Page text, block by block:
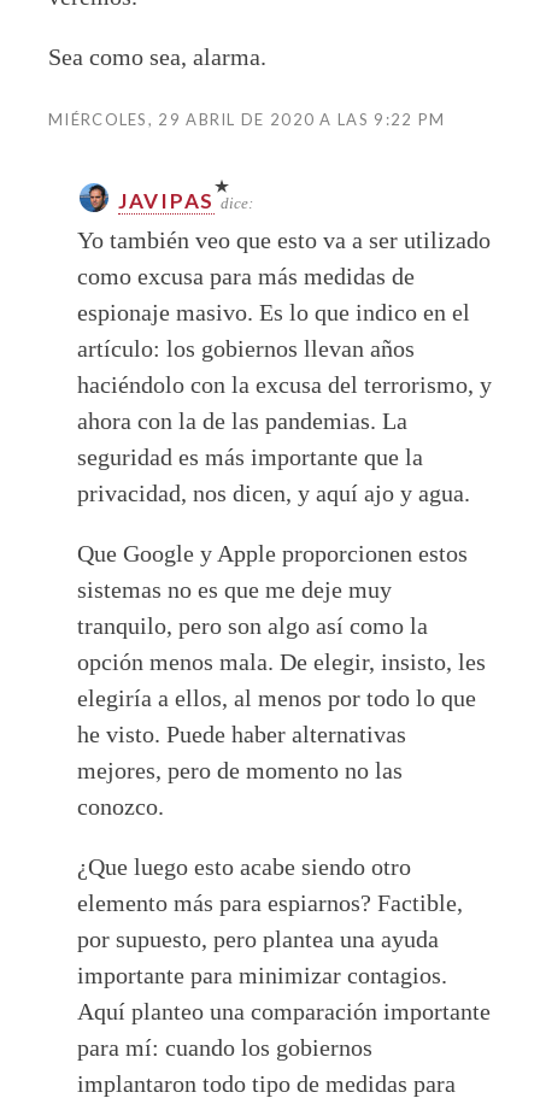
Sea como sea, alarma.
MIÉRCOLES, 29 ABRIL DE 2020 A LAS 9:22 PM
JAVIPAS dice:
Yo también veo que esto va a ser utilizado
como excusa para más medidas de
espionaje masivo. Es lo que indico en el
artículo: los gobiernos llevan años
haciéndolo con la excusa del terrorismo, y
ahora con la de las pandemias. La
seguridad es más importante que la
privacidad, nos dicen, y aquí ajo y agua.
Que Google y Apple proporcionen estos
sistemas no es que me deje muy
tranquilo, pero son algo así como la
opción menos mala. De elegir, insisto, les
elegiría a ellos, al menos por todo lo que
he visto. Puede haber alternativas
mejores, pero de momento no las
conozco.
¿Que luego esto acabe siendo otro
elemento más para espiarnos? Factible,
por supuesto, pero plantea una ayuda
importante para minimizar contagios.
Aquí planteo una comparación importante
para mí: cuando los gobiernos
implantaron todo tipo de medidas para